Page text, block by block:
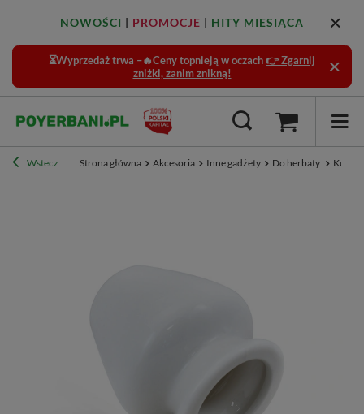
NOWOŚCI | PROMOCJE | HITY MIESIĄCA
⏳Wyprzedaż trwa –🔥Ceny topnieją w oczach 👉 Zgarnij
zniżki, zanim znikną!
Wstecz Strona główna Akcesoria Inne gadżety Do herbaty